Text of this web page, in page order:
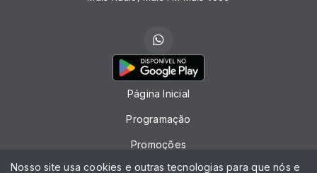
Página Inicial
Programação
Promoções
Locutores
Nosso site usa cookies e outras tecnologias para que nós e